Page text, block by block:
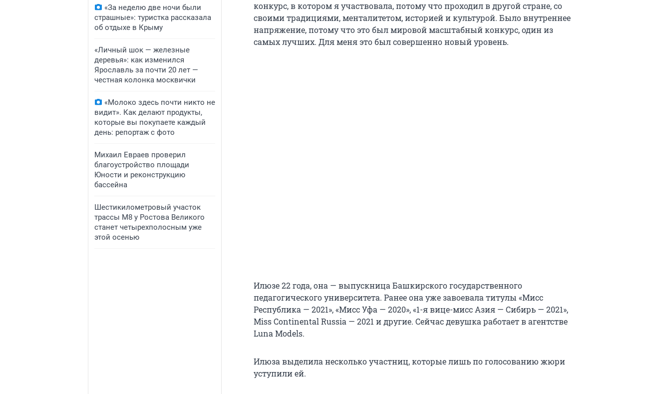
«За неделю две ночи были
страшные»: туристка рассказала
об отдыхе в Крыму
«Личный шок — железные
деревья»: как изменился
Ярославль за почти 20 лет —
честная колонка москвички
«Молоко здесь почти никто не
видит». Как делают продукты,
которые вы покупаете каждый
день: репортаж с фото
​Михаил Евраев проверил
благоустройство площади
Юности и реконструкцию
бассейна
​Шестикилометровый участок
трассы М8 у Ростова Великого
станет четырехполосным уже
этой осенью
конкурс, в котором я участвовала, потому что проходил в другой стране, со
своими традициями, менталитетом, историей и культурой. Было внутреннее
напряжение, потому что это был мировой масштабный конкурс, один из
самых лучших. Для меня это был совершенно новый уровень.
Илюзе 22 года, она — выпускница Башкирского государственного
педагогического университета. Ранее она уже завоевала титулы «Мисс
Республика — 2021», «Мисс Уфа — 2020», «1-я вице-мисс Азия — Сибирь — 2021»,
Miss Continental Russia — 2021 и другие. Сейчас девушка работает в агентстве
Luna Models.
Илюза выделила несколько участниц, которые лишь по голосованию жюри
уступили ей.